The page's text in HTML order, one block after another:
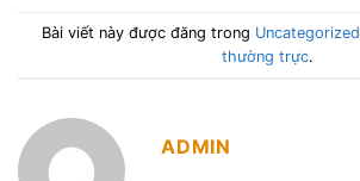
Bài viết này được đăng trong Uncategorized
thường trực.
ADMIN